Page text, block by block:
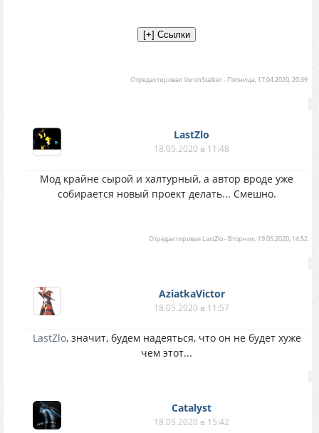
ОтредактировалVoronStalker- Пятница, 17.04.2020, 20:39
LastZlo
18.05.2020 в 11:48
Мод крайне сырой и халтурный, а автор вроде уже
собирается новый проект делать... Смешно.
Отредактировал LastZlo- Вторник, 19.05.2020, 14:52
AziatkaVictor
18.05.2020 в 11:57
LastZlo, значит, будем надеяться, что он не будет хуже
чем этот...
Catalyst
18.05.2020 в 15:42